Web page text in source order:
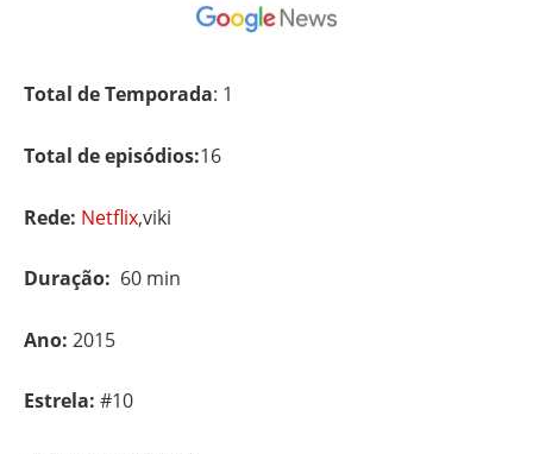
Total de Temporada: 1
Total de episódios:16
Rede: Netflix,viki
Duração: 60 min
Ano: 2015
Estrela: #10